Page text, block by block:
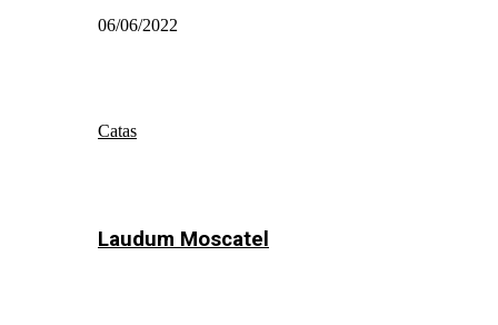
06/06/2022
Catas
Laudum Moscatel